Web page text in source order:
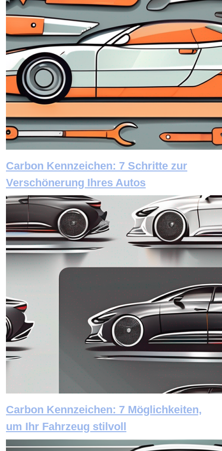
Carbon Kennzeichen: 7 Schritte zur
Verschönerung Ihres Autos
Carbon Kennzeichen: 7 Möglichkeiten,
um Ihr Fahrzeug stilvoll